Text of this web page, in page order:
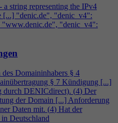
- a string representing the IPv4
[...] "denic.de", "denic_v4":
"denic_v4":
Domaininhabers § 4
§ 7 Kündigung [...]
durch DENICdirect). (4) Der
der Domain [...] Anforderung
Daten mit. (4) Hat der
Deutschland